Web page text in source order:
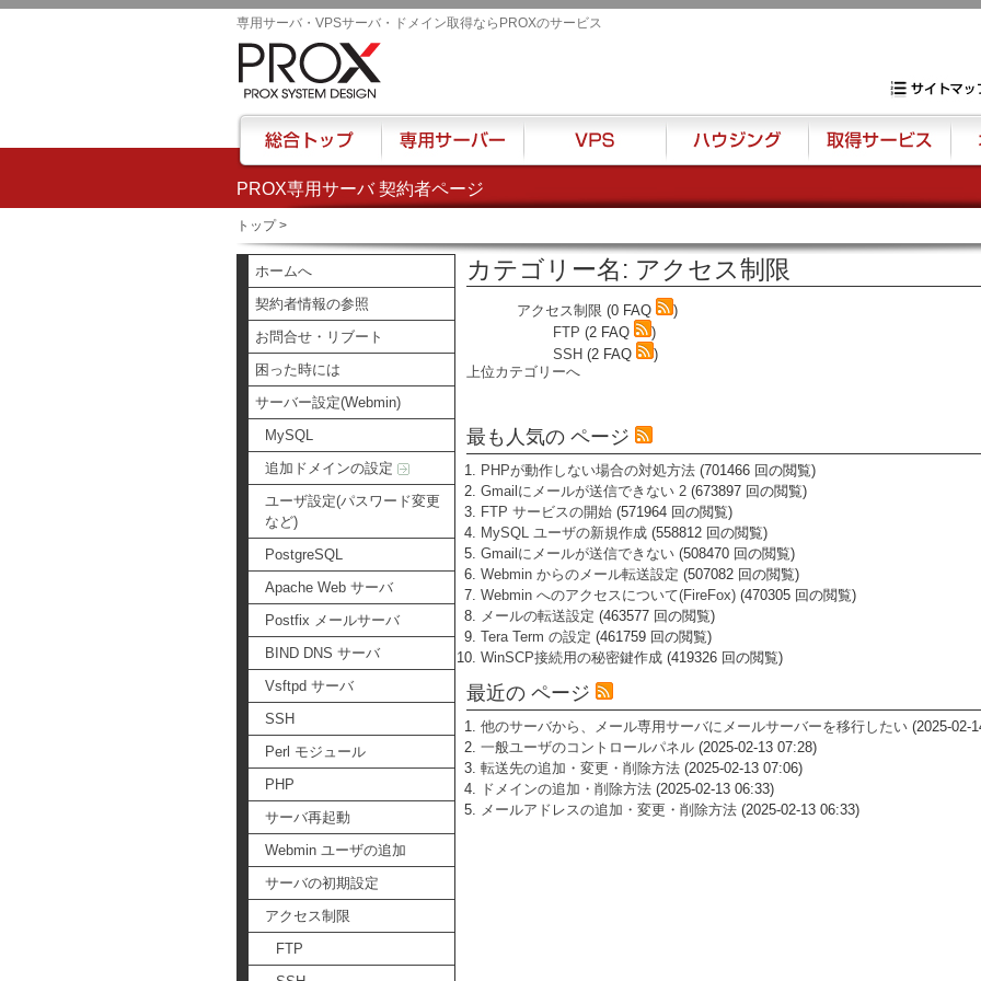
PROX専用サーバ 契約者ページ
専用サーバ・VPSサーバ・ドメイン取得ならPROXのサービス
トップ>
ホームへ
契約者情報の参照
お問合せ・リブート
困った時には
サーバー設定(Webmin)
MySQL
追加ドメインの設定
ユーザ設定(パスワード変更
など)
PostgreSQL
Apache Web サーバ
Postfix メールサーバ
BIND DNS サーバ
Vsftpd サーバ
SSH
Perl モジュール
PHP
サーバ再起動
Webmin ユーザの追加
サーバの初期設定
アクセス制限
FTP
カテゴリー名: アクセス制限
アクセス制限 (0 FAQ
)
FTP (2 FAQ
)
SSH (2 FAQ
)
上位カテゴリーへ
最も人気の ページ
PHPが動作しない場合の対処方法(701466 回の閲覧)
Gmailにメールが送信できない 2(673897 回の閲覧)
FTP サービスの開始(571964 回の閲覧)
MySQL ユーザの新規作成(558812 回の閲覧)
Gmailにメールが送信できない(508470 回の閲覧)
Webmin からのメール転送設定 (507082 回の閲覧)
Webmin へのアクセスについて(FireFox)(470305 回の閲覧)
メールの転送設定 (463577 回の閲覧)
Tera Term の設定 (461759 回の閲覧)
WinSCP接続用の秘密鍵作成(419326 回の閲覧)
最近の ページ
他のサーバから、メール専用サーバにメールサーバーを移行したい(2025-02-
一般ユーザのコントロールパネル(2025-02-13 07:28)
転送先の追加・変更・削除方法(2025-02-13 07:06)
ドメインの追加・削除方法(2025-02-13 06:33)
メールアドレスの追加・変更・削除方法(2025-02-13 06:33)
総合トップ 専用サーバー VPS ハウジング 取得サービス オプ